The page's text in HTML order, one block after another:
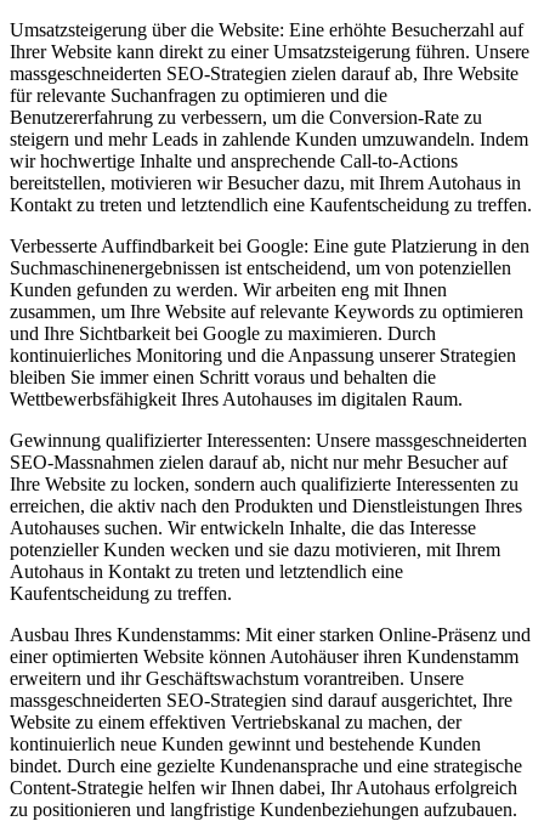
Umsatzsteigerung über die Website: Eine erhöhte Besucherzahl auf
Ihrer Website kann direkt zu einer Umsatzsteigerung führen. Unsere
massgeschneiderten SEO-Strategien zielen darauf ab, Ihre Website
für relevante Suchanfragen zu optimieren und die
Benutzererfahrung zu verbessern, um die Conversion-Rate zu
steigern und mehr Leads in zahlende Kunden umzuwandeln. Indem
wir hochwertige Inhalte und ansprechende Call-to-Actions
bereitstellen, motivieren wir Besucher dazu, mit Ihrem Autohaus in
Kontakt zu treten und letztendlich eine Kaufentscheidung zu treffen.
Verbesserte Auffindbarkeit bei Google: Eine gute Platzierung in den
Suchmaschinenergebnissen ist entscheidend, um von potenziellen
Kunden gefunden zu werden. Wir arbeiten eng mit Ihnen
zusammen, um Ihre Website auf relevante Keywords zu optimieren
und Ihre Sichtbarkeit bei Google zu maximieren. Durch
kontinuierliches Monitoring und die Anpassung unserer Strategien
bleiben Sie immer einen Schritt voraus und behalten die
Wettbewerbsfähigkeit Ihres Autohauses im digitalen Raum.
Gewinnung qualifizierter Interessenten: Unsere massgeschneiderten
SEO-Massnahmen zielen darauf ab, nicht nur mehr Besucher auf
Ihre Website zu locken, sondern auch qualifizierte Interessenten zu
erreichen, die aktiv nach den Produkten und Dienstleistungen Ihres
Autohauses suchen. Wir entwickeln Inhalte, die das Interesse
potenzieller Kunden wecken und sie dazu motivieren, mit Ihrem
Autohaus in Kontakt zu treten und letztendlich eine
Kaufentscheidung zu treffen.
Ausbau Ihres Kundenstamms: Mit einer starken Online-Präsenz und
einer optimierten Website können Autohäuser ihren Kundenstamm
erweitern und ihr Geschäftswachstum vorantreiben. Unsere
massgeschneiderten SEO-Strategien sind darauf ausgerichtet, Ihre
Website zu einem effektiven Vertriebskanal zu machen, der
kontinuierlich neue Kunden gewinnt und bestehende Kunden
bindet. Durch eine gezielte Kundenansprache und eine strategische
Content-Strategie helfen wir Ihnen dabei, Ihr Autohaus erfolgreich
zu positionieren und langfristige Kundenbeziehungen aufzubauen.